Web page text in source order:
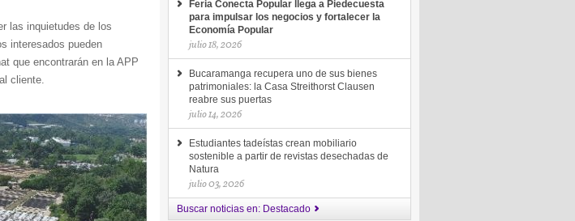
las inquietudes de los
interesados pueden
que encontrarán en la APP
cliente.
Feria Conecta Popular llega a Piedecuesta
para impulsar los negocios y fortalecer la
Economía Popular
julio 18, 2026
Bucaramanga recupera uno de sus bienes
patrimoniales: la Casa Streithorst Clausen
reabre sus puertas
julio 14, 2026
Estudiantes tadeístas crean mobiliario
sostenible a partir de revistas desechadas de
Natura
julio 03, 2026
Buscar noticias en: Destacado